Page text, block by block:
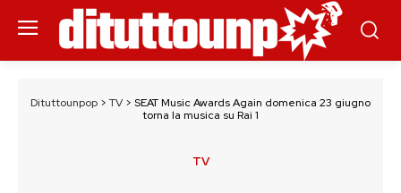
Dituttounpop > TV > SEAT Music Awards Again domenica 23 giugno
torna la musica su Rai 1
TV